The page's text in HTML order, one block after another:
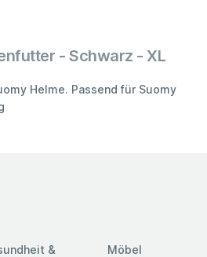
- Schwarz - XL
Helme. Passend für Suomy
&
Möbel